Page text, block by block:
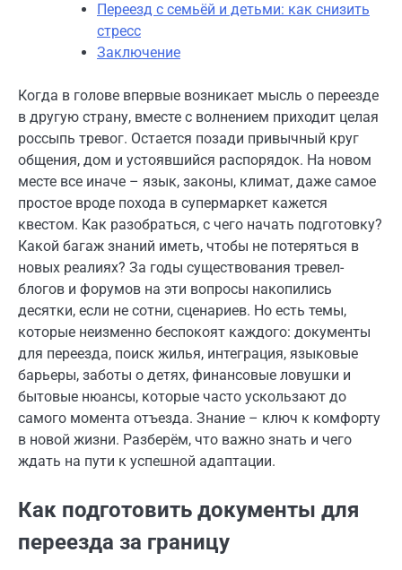
Переезд с семьёй и детьми: как снизить
стресс
Заключение
Когда в голове впервые возникает мысль о переезде
в другую страну, вместе с волнением приходит целая
россыпь тревог. Остается позади привычный круг
общения, дом и устоявшийся распорядок. На новом
месте все иначе – язык, законы, климат, даже самое
простое вроде похода в супермаркет кажется
квестом. Как разобраться, с чего начать подготовку?
Какой багаж знаний иметь, чтобы не потеряться в
новых реалиях? За годы существования тревел-
блогов и форумов на эти вопросы накопились
десятки, если не сотни, сценариев. Но есть темы,
которые неизменно беспокоят каждого: документы
для переезда, поиск жилья, интеграция, языковые
барьеры, заботы о детях, финансовые ловушки и
бытовые нюансы, которые часто ускользают до
самого момента отъезда. Знание – ключ к комфорту
в новой жизни. Разберём, что важно знать и чего
ждать на пути к успешной адаптации.
Как подготовить документы для
переезда за границу